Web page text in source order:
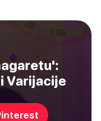
Varijacije